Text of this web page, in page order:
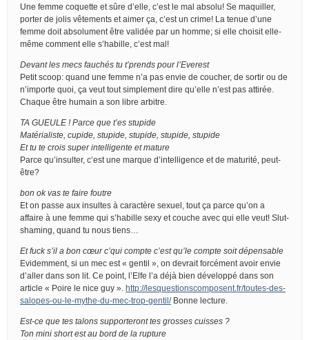
Une femme coquette et sûre d’elle, c’est le mal absolu! Se maquiller,
porter de jolis vêtements et aimer ça, c’est un crime! La tenue d’une
femme doit absolument être validée par un homme; si elle choisit elle-
même comment elle s’habille, c’est mal!
Devant les mecs fauchés tu t’prends pour l’Everest
Petit scoop: quand une femme n’a pas envie de coucher, de sortir ou de
n’importe quoi, ça veut tout simplement dire qu’elle n’est pas attirée.
Chaque être humain a son libre arbitre.
TA GUEULE ! Parce que t’es stupide
Matérialiste, cupide, stupide, stupide, stupide, stupide
Et tu te crois super intelligente et mature
Parce qu’insulter, c’est une marque d’intelligence et de maturité, peut-
être?
bon ok vas te faire foutre
Et on passe aux insultes à caractère sexuel, tout ça parce qu’on a
affaire à une femme qui s’habille sexy et couche avec qui elle veut! Slut-
shaming, quand tu nous tiens…
Et fuck s’il a bon cœur c’qui compte c’est qu’le compte soit dépensable
Evidemment, si un mec est « gentil », on devrait forcément avoir envie
d’aller dans son lit. Ce point, l’Elfe l’a déjà bien développé dans son
article « Poire le nice guy ». http://lesquestionscomposent.fr/toutes-des-
salopes-ou-le-mythe-du-mec-trop-gentil/Bonne lecture.
Est-ce que tes talons supporteront tes grosses cuisses ?
Ton mini short est au bord de la rupture